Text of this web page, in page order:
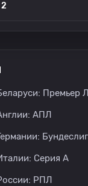
Премьер
АПЛ
Серия А
РПЛ